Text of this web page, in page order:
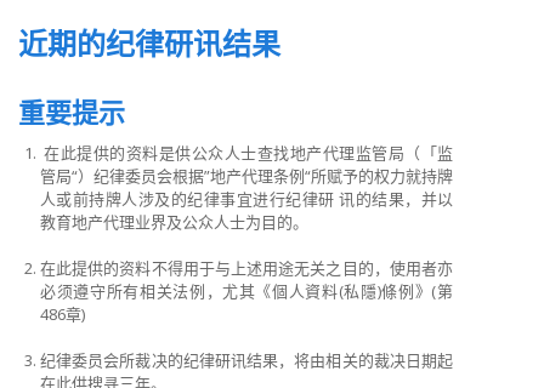
近期的纪律研讯结果
重要提示
在此提供的资料是供公众人士查找地产代理监管局（「监
管局“）纪律委员会根据”地产代理条例“所赋予的权力就持牌
人或前持牌人涉及的纪律事宜进行纪律研 讯的结果，并以
教育地产代理业界及公众人士为目的。
在此提供的资料不得用于与上述用途无关之目的，使用者亦
必须遵守所有相关法例，尤其《個人資料(私隱)條例》(第
486章)
纪律委员会所裁决的纪律研讯结果，将由相关的裁决日期起
在此供搜寻三年。